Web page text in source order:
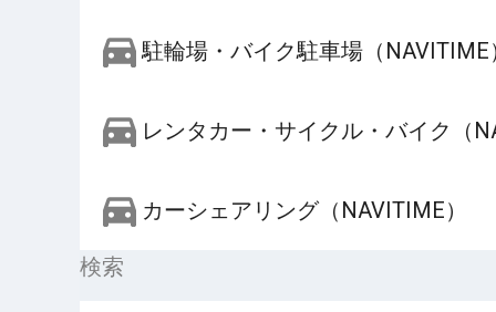
駐輪場・バイク駐車場（NAVITIME
レンタカー・サイクル・バイク（
カーシェアリング（NAVITIME）
検索